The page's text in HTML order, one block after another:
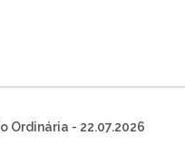
Ordinária - 22.07.2026